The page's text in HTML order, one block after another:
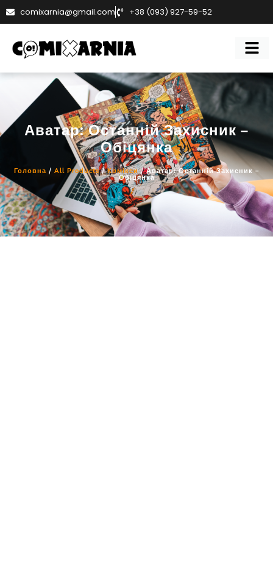
comixarnia@gmail.com +38 (093) 927-59-52
Аватар: Останній Захисник –
Обіцянка
Головна / All Products/Комікси/ Аватар: Останній Захисник –
Обіцянка